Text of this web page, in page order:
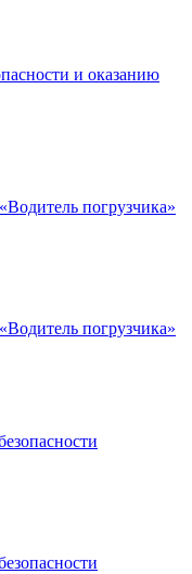
и оказанию
погрузчика»
погрузчика»